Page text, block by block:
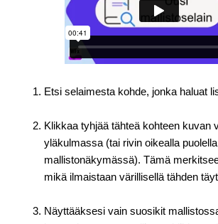
Etsi selaimesta kohde, jonka haluat
Klikkaa tyhjää tähteä kohteen kuvan
yläkulmassa (tai rivin oikealla puolella
mallistonäkymässä). Tämä
mikä ilmaistaan värillisellä tähden
Näyttääksesi vain suosikit